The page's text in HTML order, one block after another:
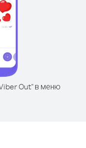
Out" в меню